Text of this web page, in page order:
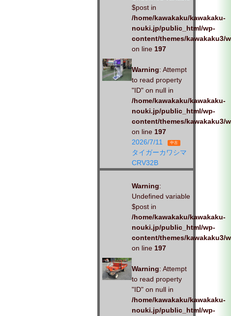
$post in
/home/kawakaku/kawakaku-
nouki.jp/public_html/wp-
content/themes/kawakaku3/
on line 197
Warning: Attempt
to read property
"ID" on null in
/home/kawakaku/kawakaku-
nouki.jp/public_html/wp-
content/themes/kawakaku3/
on line 197
2026/7/11
中古
タイガーカワシマ
CRV32B
Warning:
Undefined variable
$post in
/home/kawakaku/kawakaku-
nouki.jp/public_html/wp-
content/themes/kawakaku3/
on line 197
Warning: Attempt
to read property
"ID" on null in
/home/kawakaku/kawakaku-
nouki.jp/public_html/wp-